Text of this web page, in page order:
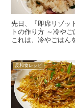
先日、『即席リゾッ
トの作り方 ～冷や
これは、冷やごはん
反和食レシピ